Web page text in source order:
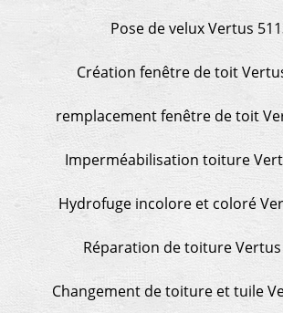
Pose de velux Vertus
Création fenêtre de toit
remplacement fenêtre de toit
Imperméabilisation toiture
Hydrofuge incolore et coloré
Réparation de toiture Vertus
Changement de toiture et tuile